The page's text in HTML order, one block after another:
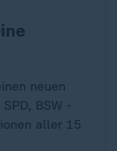
neuen
BSW -
aller 15